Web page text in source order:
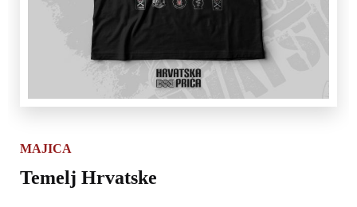
MAJICA
Temelj Hrvatske